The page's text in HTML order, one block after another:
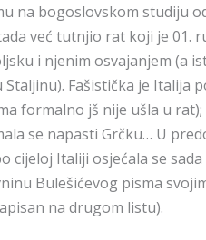
na bogoslovskom studiju
već tutnjio rat koji je 01.
i njenim osvajanjem (a
Staljinu). Fašistička je Italija
formalno jš nije ušla u
se napasti Grčku… U
cijeloj Italiji osjećala se
Bulešićevog pisma
na drugom listu).